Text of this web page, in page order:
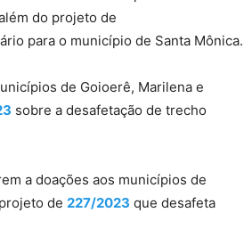
do projeto de
para o município de Santa Mônica.
de Goioerê, Marilena e
sobre a desafetação de trecho
a doações aos municípios de
de 227/2023 que desafeta